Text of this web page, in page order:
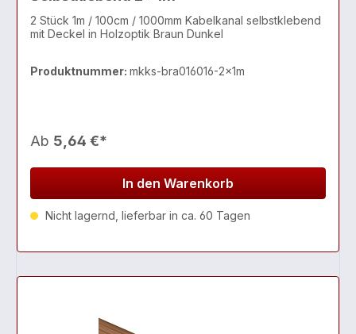
2 Stück 1m / 100cm / 1000mm Kabelkanal selbstklebend
mit Deckel in Holzoptik Braun Dunkel
Produktnummer: mkks-bra016016-2x1m
Ab 5,64 €*
In den Warenkorb
Nicht lagernd, lieferbar in ca. 60 Tagen